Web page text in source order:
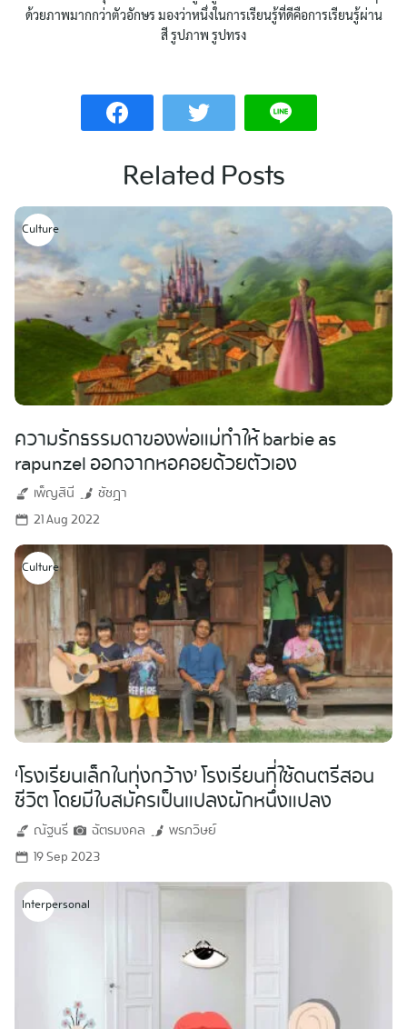
ด้วยภาพมากกว่าตัวอักษร มองว่าหนึ่งในการเรียนรู้ที่ดีคือการเรียนรู้ผ่าน
สี รูปภาพ รูปทรง
Related Posts
Culture
ความรักธรรมดาของพ่อแม่ทำให้ barbie as
rapunzel ออกจากหอคอยด้วยตัวเอง
เพ็ญสินี
ชัชฎา
21 Aug 2022
Culture
‘โรงเรียนเล็กในทุ่งกว้าง’ โรงเรียนที่ใช้ดนตรีสอน
ชีวิต โดยมีใบสมัครเป็นแปลงผักหนึ่งแปลง
ณัฐนรี ฉัตรมงคล
พรภวิษย์
19 Sep 2023
Interpersonal